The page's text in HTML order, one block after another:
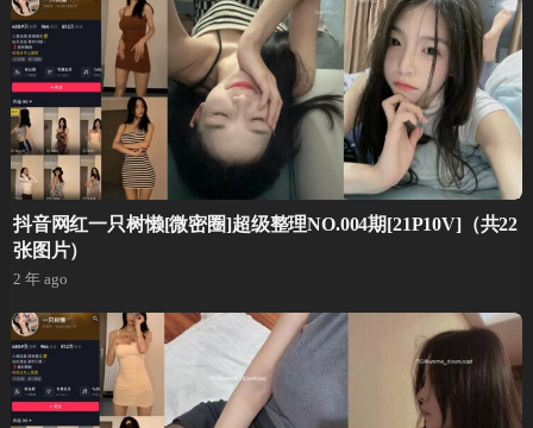
抖音网红一只树懒[微密圈]超级整理NO.004期[21P10V]（共22
张图片）
2 年 ago